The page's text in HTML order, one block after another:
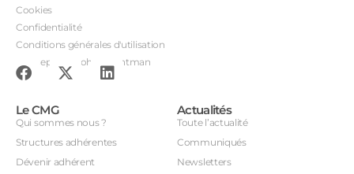
Cookies
Confidentialité
Conditions générales d'utilisation
Conception : John Brightman
Le CMG
Qui sommes nous ?
Structures adhérentes
Dévenir adhérent
Actualités
Toute l’actualité
Communiqués
Newsletters